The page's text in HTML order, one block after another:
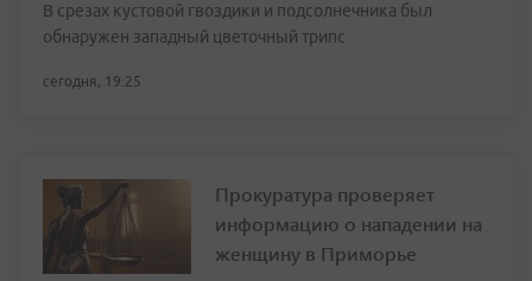
В срезах кустовой гвоздики и подсолнечника был
обнаружен западный цветочный трипс
сегодня, 19:25
Прокуратура проверяет
информацию о нападении на
женщину в Приморье